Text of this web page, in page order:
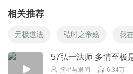
相关推荐
元极道法 弘时之帝殇 我
57弘一法师 多情至极
摘星与君闻 6.34万